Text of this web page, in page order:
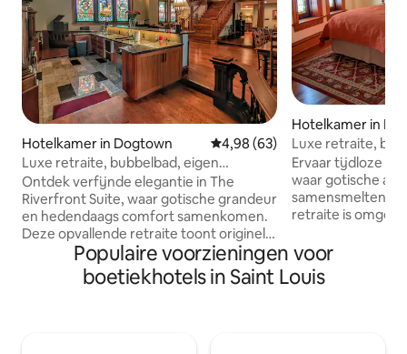
Hotelkamer in Dogtown Gemiddelde beoordeling van
4,98 (63)
Luxe retraite, bubbelbad, eigen
badkamer, locatie+
Ontdek verfijnde elegantie in The
Riverfront Suite, waar gotische grandeur
en hedendaags comfort samenkomen.
Deze opvallende retraite toont originele
glas-in-loodramen en exotische houten
afwerkingen . Een zacht queensize bed
en een sfeervolle elektrische open
Hotelkamer in
Luxe retraite,
badkamer,
Ervaar tijdloze
waar gotische
samensmelten
retraite is
houten
Ontspan in je
knus bij de
Populaire voorzieningen voor
boetiekhotels in Saint Louis